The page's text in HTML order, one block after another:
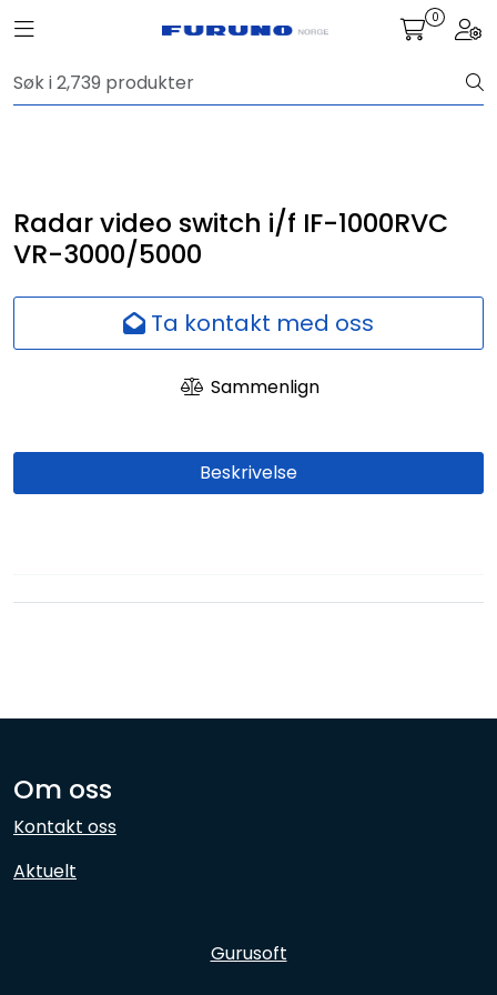
Toggle navigation 0
Radar video switch i/f IF-1000RVC
VR-3000/5000
Ta kontakt med oss
Sammenlign
Beskrivelse
Om oss
Kontakt oss
Aktuelt
Gurusoft
Navigasjon
Fiskeleting
Digitale tjenester
Skjermer